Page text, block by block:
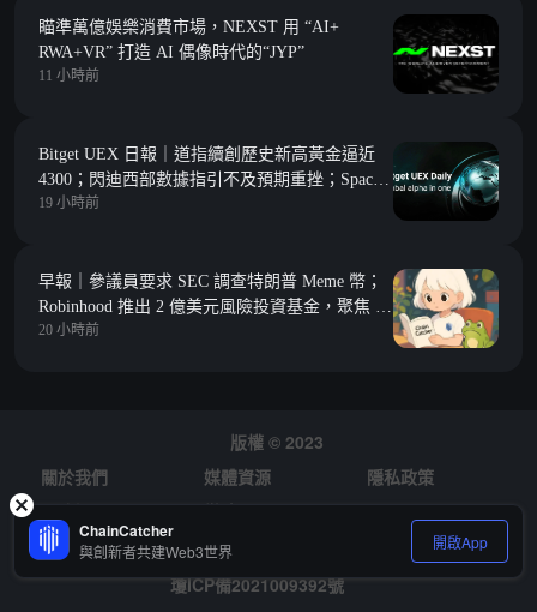
瞄準萬億娛樂消費市場，NEXST 用 “AI+
RWA+VR” 打造 AI 偶像時代的“JYP”
11 小時前
Bitget UEX 日報｜道指續創歷史新高黃金逼近
4300；閃迪西部數據指引不及預期重挫；SpaceX
迎首次大解禁 (2026年08月06日)
19 小時前
早報｜參議員要求 SEC 調查特朗普 Meme 幣；
Robinhood 推出 2 億美元風險投資基金，聚焦 Y
Combinator 種子期項目
20 小時前
版權 © 2023
關於我們
媒體資源
隱私政策
風險提示
徵才
瓊ICP備2021009392號
ChainCatcher
與創新者共建Web3世界 開啟App